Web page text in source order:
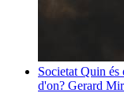
Societat Quin és
d'on? Gerard